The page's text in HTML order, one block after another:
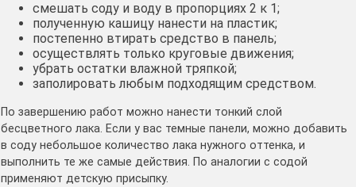
смешать соду и воду в пропорциях 2 к 1;
полученную кашицу нанести на пластик;
постепенно втирать средство в панель;
осуществлять только круговые движения;
убрать остатки влажной тряпкой;
заполировать любым подходящим средством.
По завершению работ можно нанести тонкий слой
бесцветного лака. Если у вас темные панели, можно добавить
в соду небольшое количество лака нужного оттенка, и
выполнить те же самые действия. По аналогии с содой
применяют детскую присыпку.